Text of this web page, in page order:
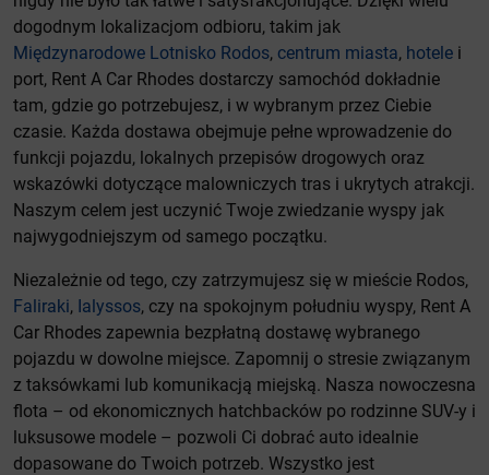
dogodnym lokalizacjom odbioru, takim jak
Międzynarodowe Lotnisko Rodos, centrum miasta, hotele i
port, Rent A Car Rhodes dostarczy samochód dokładnie
tam, gdzie go potrzebujesz, i w wybranym przez Ciebie
czasie. Każda dostawa obejmuje pełne wprowadzenie do
funkcji pojazdu, lokalnych przepisów drogowych oraz
wskazówki dotyczące malowniczych tras i ukrytych atrakcji.
Naszym celem jest uczynić Twoje zwiedzanie wyspy jak
najwygodniejszym od samego początku.
Niezależnie od tego, czy zatrzymujesz się w mieście Rodos,
Faliraki, Ialyssos, czy na spokojnym południu wyspy, Rent A
Car Rhodes zapewnia bezpłatną dostawę wybranego
pojazdu w dowolne miejsce. Zapomnij o stresie związanym
z taksówkami lub komunikacją miejską. Nasza nowoczesna
flota – od ekonomicznych hatchbacków po rodzinne SUV-y i
luksusowe modele – pozwoli Ci dobrać auto idealnie
dopasowane do Twoich potrzeb. Wszystko jest